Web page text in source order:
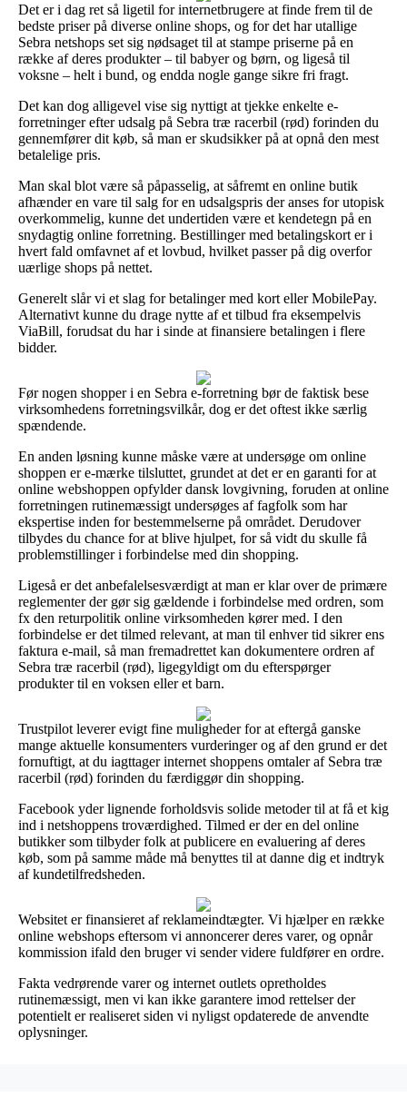
Det er i dag ret så ligetil for internetbrugere at finde frem til de
bedste priser på diverse online shops, og for det har utallige
Sebra netshops set sig nødsaget til at stampe priserne på en
række af deres produkter – til babyer og børn, og ligeså til
voksne – helt i bund, og endda nogle gange sikre fri fragt.
Det kan dog alligevel vise sig nyttigt at tjekke enkelte e-
forretninger efter udsalg på Sebra træ racerbil (rød) forinden du
gennemfører dit køb, så man er skudsikker på at opnå den mest
betalelige pris.
Man skal blot være så påpasselig, at såfremt en online butik
afhænder en vare til salg for en udsalgspris der anses for utopisk
overkommelig, kunne det undertiden være et kendetegn på en
snydagtig online forretning. Bestillinger med betalingskort er i
hvert fald omfavnet af et lovbud, hvilket passer på dig overfor
uærlige shops på nettet.
Generelt slår vi et slag for betalinger med kort eller MobilePay.
Alternativt kunne du drage nytte af et tilbud fra eksempelvis
ViaBill, forudsat du har i sinde at finansiere betalingen i flere
bidder.
Før nogen shopper i en Sebra e-forretning bør de faktisk bese
virksomhedens forretningsvilkår, dog er det oftest ikke særlig
spændende.
En anden løsning kunne måske være at undersøge om online
shoppen er e-mærke tilsluttet, grundet at det er en garanti for at
online webshoppen opfylder dansk lovgivning, foruden at online
forretningen rutinemæssigt undersøges af fagfolk som har
ekspertise inden for bestemmelserne på området. Derudover
tilbydes du chance for at blive hjulpet, for så vidt du skulle få
problemstillinger i forbindelse med din shopping.
Ligeså er det anbefalelsesværdigt at man er klar over de primære
reglementer der gør sig gældende i forbindelse med ordren, som
fx den returpolitik online virksomheden kører med. I den
forbindelse er det tilmed relevant, at man til enhver tid sikrer ens
faktura e-mail, så man fremadrettet kan dokumentere ordren af
Sebra træ racerbil (rød), ligegyldigt om du efterspørger
produkter til en voksen eller et barn.
Trustpilot leverer evigt fine muligheder for at eftergå ganske
mange aktuelle konsumenters vurderinger og af den grund er det
fornuftigt, at du iagttager internet shoppens omtaler af Sebra træ
racerbil (rød) forinden du færdiggør din shopping.
Facebook yder lignende forholdsvis solide metoder til at få et kig
ind i netshoppens troværdighed. Tilmed er der en del online
butikker som tilbyder folk at publicere en evaluering af deres
køb, som på samme måde må benyttes til at danne dig et indtryk
af kundetilfredsheden.
Websitet er finansieret af reklameindtægter. Vi hjælper en række
online webshops eftersom vi annoncerer deres varer, og opnår
kommission ifald den bruger vi sender videre fuldfører en ordre.
Fakta vedrørende varer og internet outlets opretholdes
rutinemæssigt, men vi kan ikke garantere imod rettelser der
potentielt er realiseret siden vi nyligst opdaterede de anvendte
oplysninger.